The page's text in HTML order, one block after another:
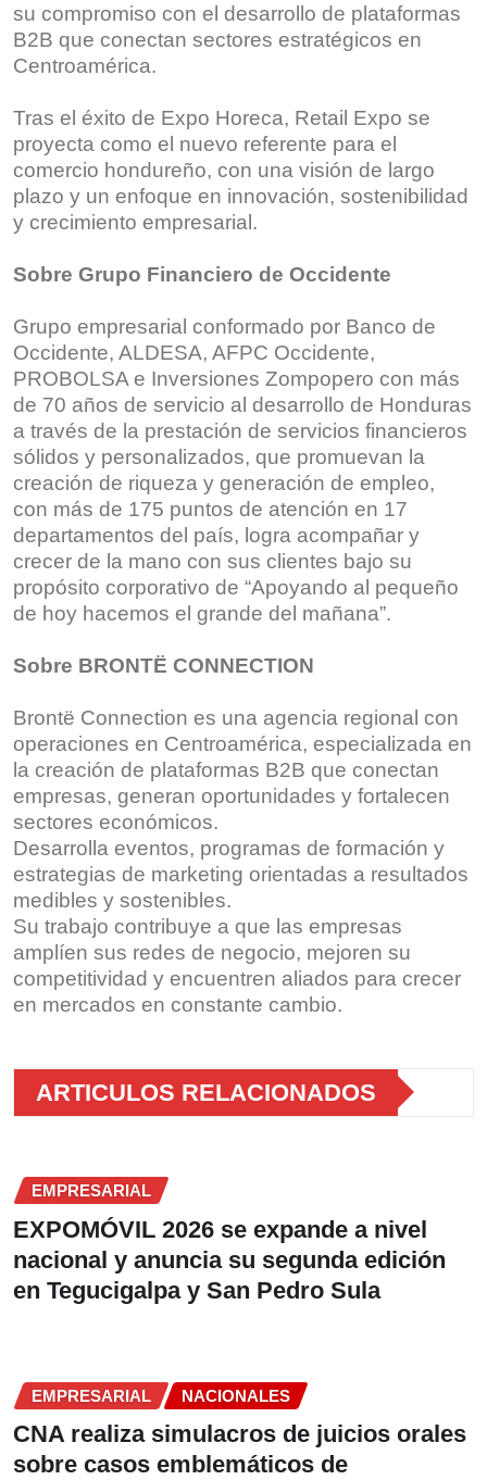
su compromiso con el desarrollo de plataformas
B2B que conectan sectores estratégicos en
Centroamérica.
Tras el éxito de Expo Horeca, Retail Expo se
proyecta como el nuevo referente para el
comercio hondureño, con una visión de largo
plazo y un enfoque en innovación, sostenibilidad
y crecimiento empresarial.
Sobre Grupo Financiero de Occidente
Grupo empresarial conformado por Banco de
Occidente, ALDESA, AFPC Occidente,
PROBOLSA e Inversiones Zompopero con más
de 70 años de servicio al desarrollo de Honduras
a través de la prestación de servicios financieros
sólidos y personalizados, que promuevan la
creación de riqueza y generación de empleo,
con más de 175 puntos de atención en 17
departamentos del país, logra acompañar y
crecer de la mano con sus clientes bajo su
propósito corporativo de “Apoyando al pequeño
de hoy hacemos el grande del mañana”.
Sobre BRONTË CONNECTION
Brontë Connection es una agencia regional con
operaciones en Centroamérica, especializada en
la creación de plataformas B2B que conectan
empresas, generan oportunidades y fortalecen
sectores económicos.
Desarrolla eventos, programas de formación y
estrategias de marketing orientadas a resultados
medibles y sostenibles.
Su trabajo contribuye a que las empresas
amplíen sus redes de negocio, mejoren su
competitividad y encuentren aliados para crecer
en mercados en constante cambio.
ARTICULOS RELACIONADOS
EMPRESARIAL
EXPOMÓVIL 2026 se expande a nivel
nacional y anuncia su segunda edición
en Tegucigalpa y San Pedro Sula
EMPRESARIAL NACIONALES
CNA realiza simulacros de juicios orales
sobre casos emblemáticos de